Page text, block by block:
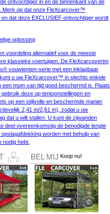
ontvochtiger in en de binnenkant van de
Merk op dat onze FleXcarcover™
dat deze EXCLUSIEF ontvochtiger wordt
oplossing
voordeling alternatief voor de meeste
klassieke voertuigen. De FleXcarcovertm
vouwtenten-serie met een inklapbaar
u uw FleXcarcover™ in slechts enkele
mum van tijd goed beschermd is. Plaats
deze op tentoonstellingen en
op een stijlvolle en beschermde manier
2,41 m/2,61 m), zodat u uw
dat u wilt stallen. U kunt de zijwanden
deel overeenkomstig de benodigde lengte
worden met behulp van
nodig hebt.
BEL MIJ Koop nu!